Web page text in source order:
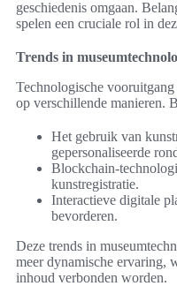
geschiedenis omgaan.
spelen een cruciale rol in
Trends in
Technologische
op verschillende manieren.
Het gebruik van
gepersonaliseerde
Blockchain-
kunstregistratie.
Interactieve digitale
bevorderen.
Deze trends in
meer dynamische ervaring,
inhoud verbonden worden.